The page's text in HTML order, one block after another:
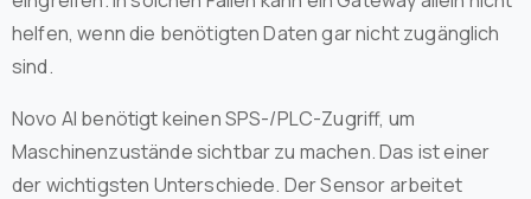
helfen, wenn die benötigten Daten gar nicht zugänglich
sind.
Novo AI benötigt keinen SPS-/PLC-Zugriff, um
Maschinenzustände sichtbar zu machen. Das ist einer
der wichtigsten Unterschiede. Der Sensor arbeitet